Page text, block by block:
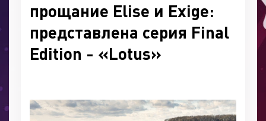
прощание Elise и Exige:
представлена серия Final
Edition - «Lotus»